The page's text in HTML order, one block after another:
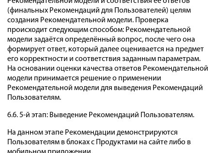
(финальных Рекомендаций для Пользователей) целям
создания Рекомендательной модели. Проверка
происходит следующим способом: Рекомендательной
модели задаётся определённый вопрос, после чего она
формирует ответ, который далее оценивается на предмет
его корректности и соответствия заданным параметрам.
На основании оценки качества ответов Рекомендательной
модели принимается решение о применении
Рекомендательной модели для выведения Рекомендаций
Пользователям.
6.6. 5-й этап: Выведение Рекомендаций Пользователям.
На данном этапе Рекомендации демонстрируются
Пользователям в блоках с Продуктами на сайте либо в